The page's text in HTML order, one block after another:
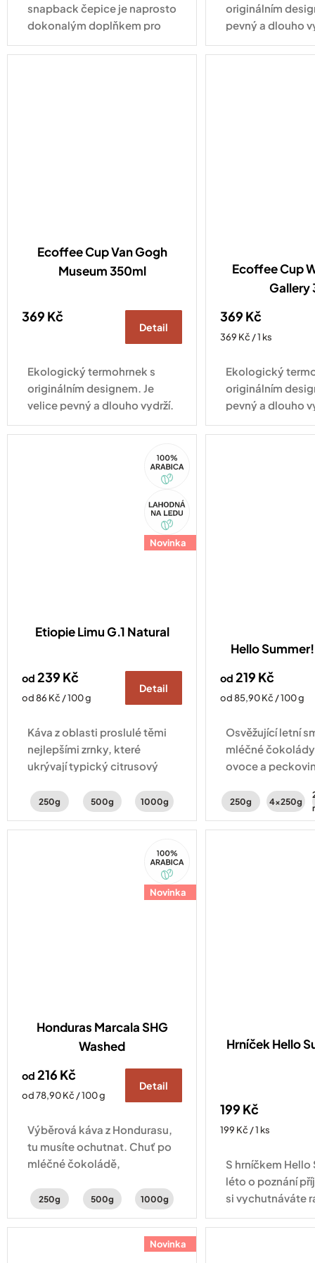
snapback čepice je naprosto
dokonalým doplňkem pro
každodenní nošení. Tahle
varianta ve vyletněném
originálním
pevný a dlouho
pro každodenní
Ecoffee Cup Van Gogh
Museum 350ml
369 Kč
Detail
Ekologický termohrnek s
originálním designem. Je
velice pevný a dlouho vydrží.
Vhodný pro každodenní
využití.
Ecoffee Cup
Gallery
369 Kč
Měrná
369 Kč / 1 ks
Ekologický
originálním
pevný a dlouho
pro každodenní
Novinka
Arabica
Etiopie Limu G.1 Natural
od 239 Kč
Měrná
od 86 Kč / 100 g
Detail
Káva z oblasti proslulé těmi
nejlepšími zrnky, které
ukrývají typický citrusový
peckovin a karamelu.
250g 500g 1000g
Hello
od 219 Kč
Měrná
od 85,90 Kč / 100 g
Osvěžující letní
mléčné
ovoce a
250g 4x250g
Novinka
Arabica
Honduras Marcala SHG
Washed
od 216 Kč
Měrná
od 78,90 Kč / 100 g
Detail
Výběrová káva z Hondurasu,
tu musíte ochutnat. Chuť po
mléčné čokoládě,
aciditou.
250g 500g 1000g
Hrníček Hello
199 Kč
Měrná
199 Kč / 1 ks
S hrníčkem Hello
léto o poznání
si vychutnáváte
cappuccino na
odpolední
Novinka